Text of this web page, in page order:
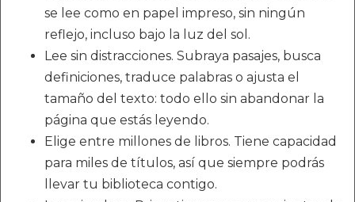
se lee como en papel impreso, sin ningún
reflejo, incluso bajo la luz del sol.
Lee sin distracciones. Subraya pasajes, busca
definiciones, traduce palabras o ajusta el
tamaño del texto: todo ello sin abandonar la
página que estás leyendo.
Elige entre millones de libros. Tiene capacidad
para miles de títulos, así que siempre podrás
llevar tu biblioteca contigo.